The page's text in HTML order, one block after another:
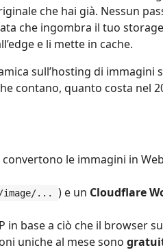
che hai già. Nessun
che ingombra il tuo
e li mette in cache.
sull’hosting di immagini
contano, quanto costa nel
le immagini in
image/... ) e un Cloudflare
in base a ciò che il browser
uniche al mese sono